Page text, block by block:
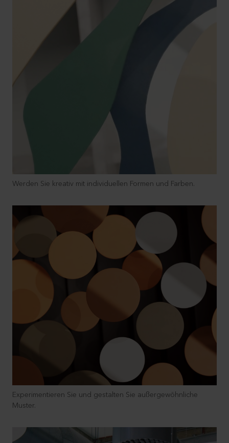
Werden Sie kreativ mit individuellen Formen und Farben.
Experimentieren Sie und gestalten Sie außergewöhnliche
Muster.